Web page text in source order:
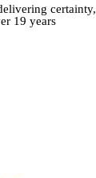
19 years